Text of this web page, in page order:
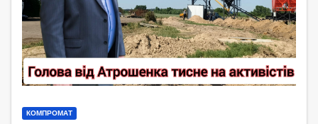
КОМПРОМАТ